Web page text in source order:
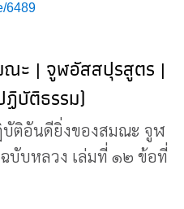
6489
ะ | จูฬอัสสปุรสูตร |
บัติธรรม)
ติอันดียิ่งของสมณะ จูฬ
บับหลวง เล่มที่ ๑๒ ข้อที่